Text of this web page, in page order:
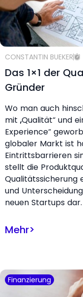
CONSTANTIN BUEKER
Das 1×1 der
Gründer
Wo man auch
mit „Qualität“ und
Experience“
globaler Markt ist
Eintrittsbarrieren
stellt die
Qualitätssicherung
und
neuen Startups
Mehr>
Finanzierung